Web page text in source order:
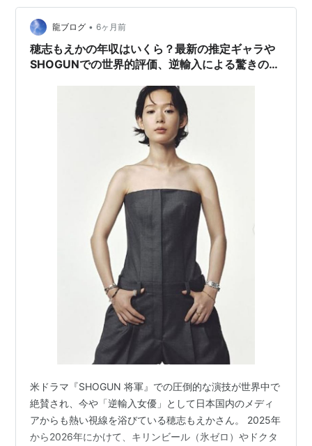
しく車内用のドリンクも買わずに...😣 職場復帰初日は極
度の疲労感のまま。その翌日にはそれは完全に風邪…
龍ブログ • 6ヶ月前
穂志もえかの年収はいくら？最新の推定ギャラや
SHOGUNでの世界的評価、逆輸入による驚きの収
米ドラマ『SHOGUN 将軍』での圧倒的な演技が世界中で
絶賛され、今や「逆輸入女優」として日本国内のメディ
アからも熱い視線を浴びている穂志もえかさん。 2025年
から2026年にかけて、キリンビール（氷ゼロ）やドクタ